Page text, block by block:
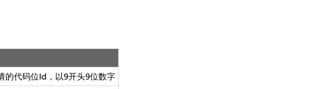
的代码位Id，以9开头9位数字